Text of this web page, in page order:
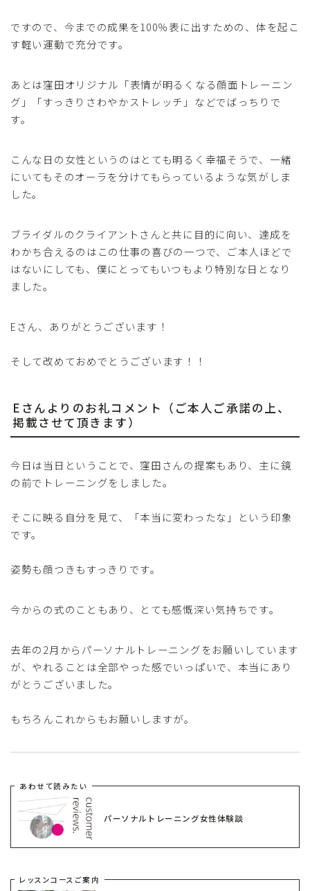
ですので、今までの成果を100％表に出すための、体を起こ
す軽い運動で充分です。
あとは窪田オリジナル「表情が明るくなる顔面トレーニン
グ」「すっきりさわやかストレッチ」などでばっちりで
す。
こんな日の女性というのはとても明るく幸福そうで、一緒
にいてもそのオーラを分けてもらっているような気がしま
した。
ブライダルのクライアントさんと共に目的に向い、達成を
わかち合えるのはこの仕事の喜びの一つで、ご本人ほどで
はないにしても、僕にとってもいつもより特別な日となり
ました。
Eさん、ありがとうございます！
そして改めておめでとうございます！！
Eさんよりのお礼コメント（ご本人ご承諾の上、
掲載させて頂きます）
今日は当日ということで、窪田さんの提案もあり、主に鏡
の前でトレーニングをしました。
そこに映る自分を見て、「本当に変わったな」という印象
です。
姿勢も顔つきもすっきりです。
今からの式のこともあり、とても感慨深い気持ちです。
去年の2月からパーソナルトレーニングをお願いしています
が、やれることは全部やった感でいっぱいで、本当にあり
がとうございました。
もちろんこれからもお願いしますが。
あわせて読みたい
パーソナルトレーニング女性体験談
レッスンコースご案内